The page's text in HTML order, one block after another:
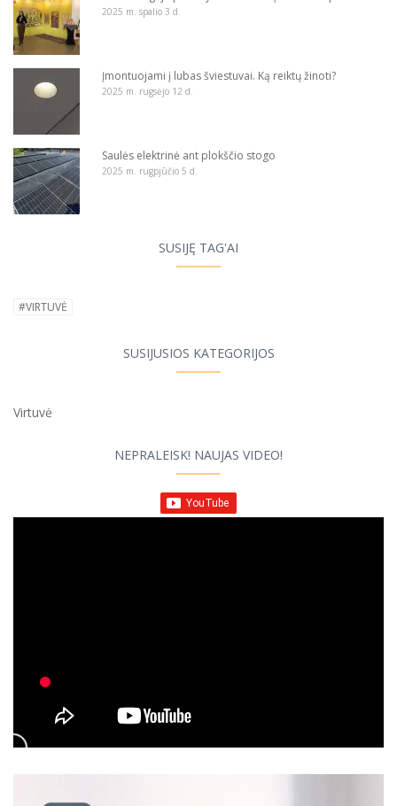
2025 m. spalio 3 d.
Įmontuojami į lubas šviestuvai. Ką reiktų žinoti?
2025 m. rugsėjo 12 d.
Saulės elektrinė ant plokščio stogo
2025 m. rugpjūčio 5 d.
SUSIJĘ TAG'AI
#VIRTUVĖ
SUSIJUSIOS KATEGORIJOS
Virtuvė
NEPRALEISK! NAUJAS VIDEO!